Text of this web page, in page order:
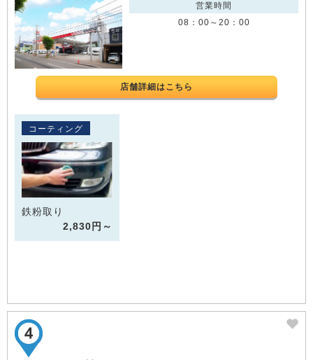
営業時間
08：00～20：00
店舗詳細はこちら
コーティング
鉄粉取り
2,830円～